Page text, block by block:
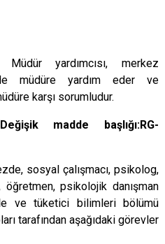
yardımcısı, merkez
müdüre yardım eder ve
karşı sorumludur.
madde başlığı:RG-
sosyal çalışmacı, psikolog,
psikolojik danışman
ve tüketici bilimleri bölümü
tarafından aşağıdaki görevler